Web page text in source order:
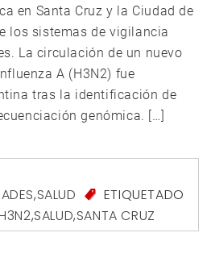
en Santa Cruz y la Ciudad de
los sistemas de vigilancia
La circulación de un nuevo
A (H3N2) fue
tras la identificación de
genómica. […]
,SALUD
ETIQUETADO
,SALUD,SANTA CRUZ